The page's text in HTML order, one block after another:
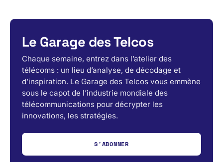
Le Garage des Telcos
Chaque semaine, entrez dans l’atelier des
télécoms : un lieu d’analyse, de décodage et
d’inspiration. Le Garage des Telcos vous emmène
sous le capot de l’industrie mondiale des
télécommunications pour décrypter les
innovations, les stratégies.
S'ABONNER